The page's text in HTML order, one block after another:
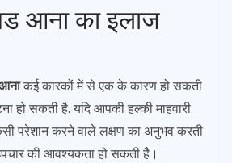
आना का इलाज
कई कारकों में से एक के कारण हो सकती
हो सकती है. यदि आपकी हल्की माहवारी
परेशान करने वाले लक्षण का अनुभव करती
की आवश्यकता हो सकती है।